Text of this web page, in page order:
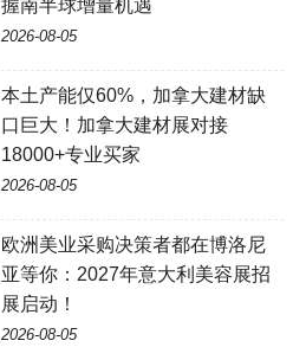
握南半球增量机遇
2026-08-05
本土产能仅60%，加拿大建材缺
口巨大！加拿大建材展对接
18000+专业买家
2026-08-05
欧洲美业采购决策者都在博洛尼
亚等你：2027年意大利美容展招
展启动！
2026-08-05